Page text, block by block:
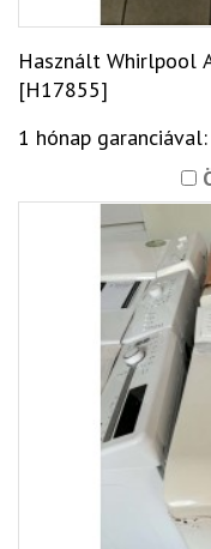
Használt Whirlpool
[H17855]
1 hónap garanciával: